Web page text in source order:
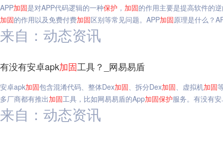
APP加固是对APP代码逻辑的一种保护 ， 加固的作用主要是提高软件的
加固的作用以及免费付费加固区别等常见问题。APP加固原理是什么？
来自：动态资讯
有没有安卓apk加固工具？_网易易盾
安卓apk加固包含混淆代码、整体Dex加固、拆分Dex加固、虚拟机加固
多厂商都有推出加固工具，比如网易易盾的App加固保护服务。有没有
来自：动态资讯